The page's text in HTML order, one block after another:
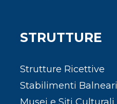
STRUTTURE
Strutture Ricettive
Stabilimenti Balneari